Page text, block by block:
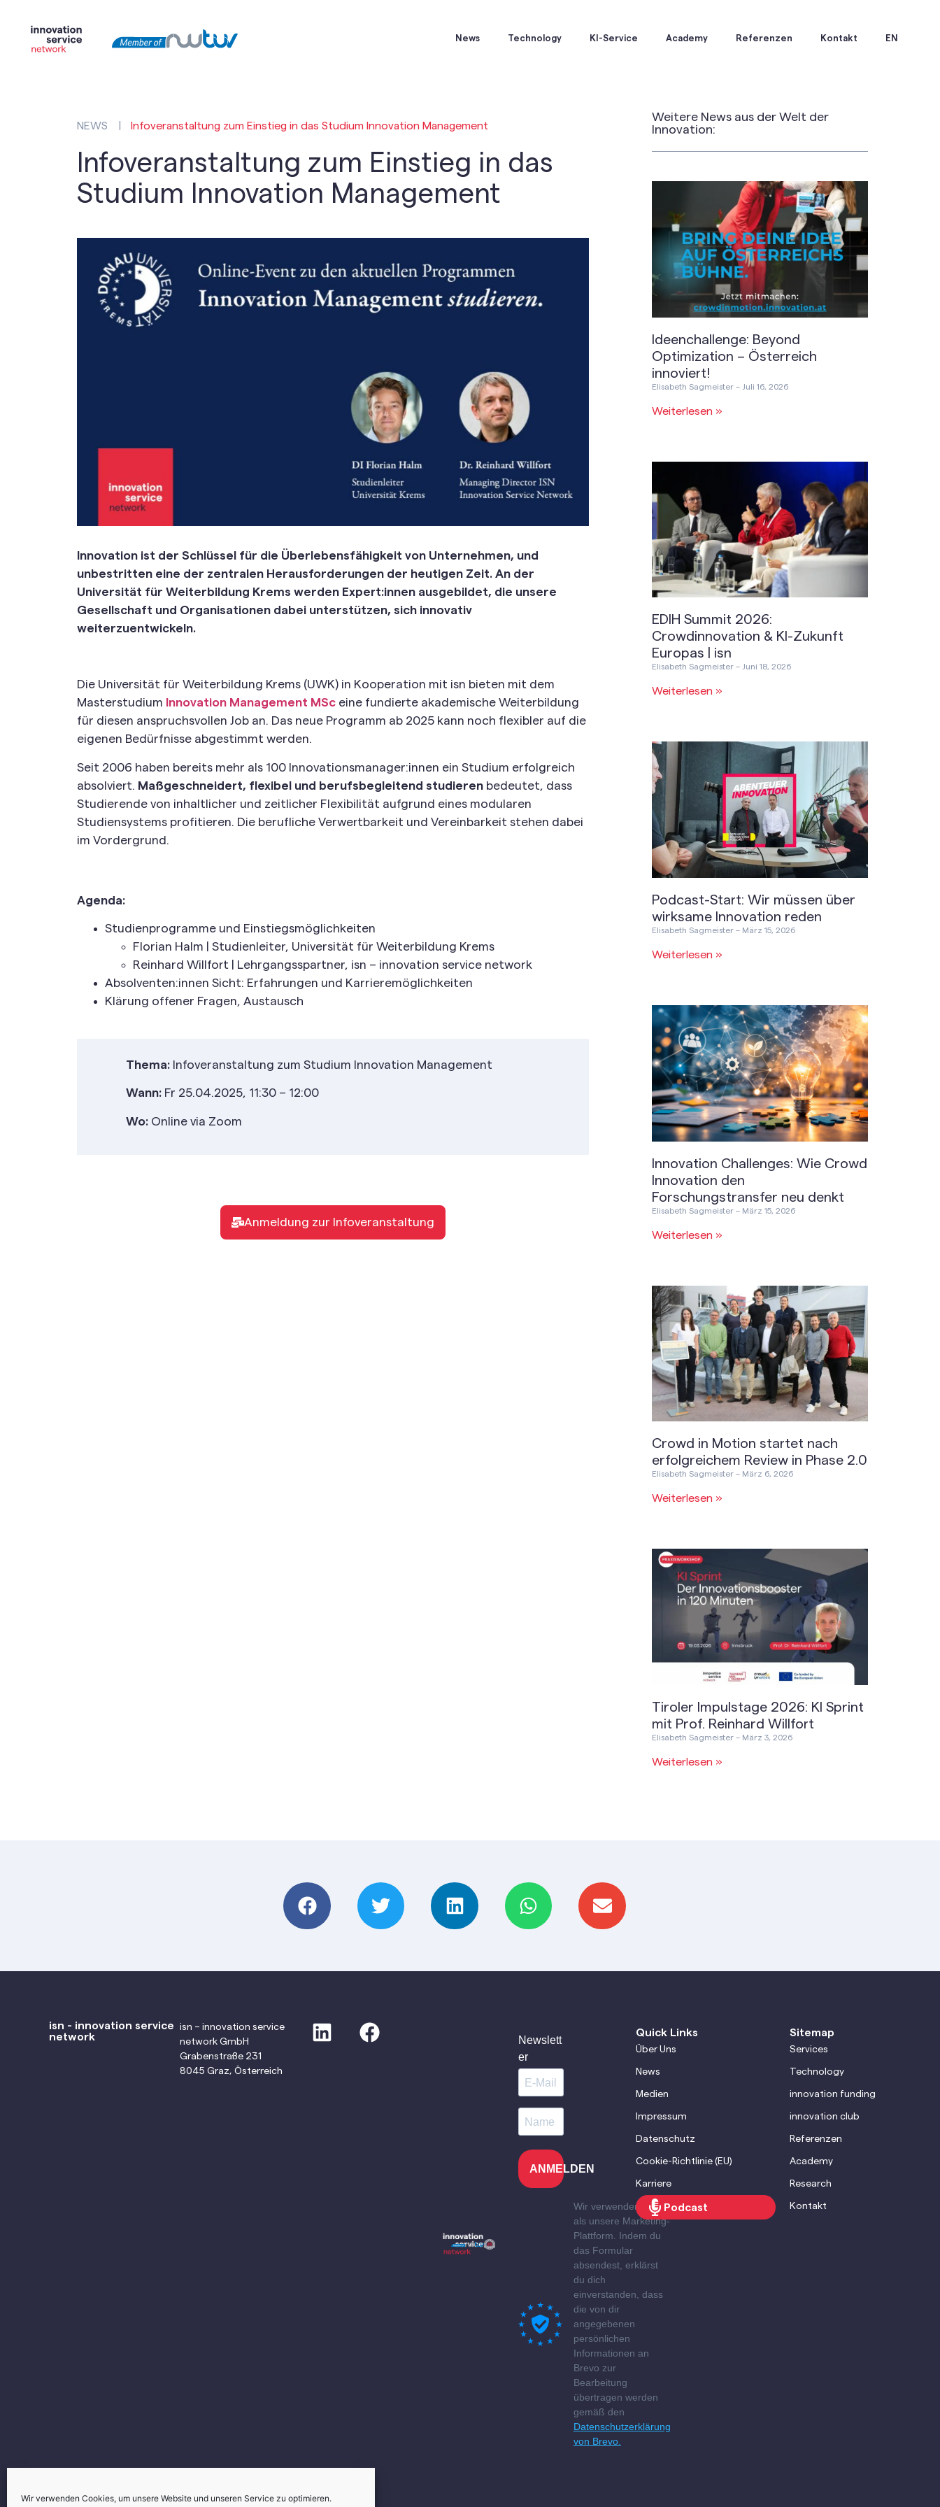
Wir verwenden Cookies, um unsere Website und unseren Service zu optimieren.
News Technology KI-Service Academy Referenzen Kontakt EN
NEWS Infoveranstaltung zum Einstieg in das Studium Innovation Management
Infoveranstaltung zum Einstieg in das
Studium Innovation Management
Innovation ist der Schlüssel für die Überlebensfähigkeit von Unternehmen, und
unbestritten eine der zentralen Herausforderungen der heutigen Zeit. An der
Universität für Weiterbildung Krems werden Expert:innen ausgebildet, die unsere
Gesellschaft und Organisationen dabei unterstützen, sich innovativ
weiterzuentwickeln.
Die Universität für Weiterbildung Krems (UWK) in Kooperation mit isn bieten mit dem
Masterstudium Innovation Management MSc eine fundierte akademische Weiterbildung
für diesen anspruchsvollen Job an. Das neue Programm ab 2025 kann noch flexibler auf die
eigenen Bedürfnisse abgestimmt werden.
Seit 2006 haben bereits mehr als 100 Innovationsmanager:innen ein Studium erfolgreich
absolviert. Maßgeschneidert, flexibel und berufsbegleitend studieren bedeutet, dass
Studierende von inhaltlicher und zeitlicher Flexibilität aufgrund eines modularen
Studiensystems profitieren. Die berufliche Verwertbarkeit und Vereinbarkeit stehen dabei
im Vordergrund.
Agenda:
Studienprogramme und Einstiegsmöglichkeiten
Florian Halm | Studienleiter, Universität für Weiterbildung Krems
Reinhard Willfort | Lehrgangsspartner, isn – innovation service network
Absolventen:innen Sicht: Erfahrungen und Karrieremöglichkeiten
Klärung offener Fragen, Austausch
Thema: Infoveranstaltung zum Studium Innovation Management
Wann: Fr 25.04.2025, 11:30 – 12:00
Wo: Online via Zoom
Anmeldung zur Infoveranstaltung
Weitere News aus der Welt der
Innovation:
Ideenchallenge: Beyond
Optimization – Österreich
innoviert!
Elisabeth Sagmeister Juli 16, 2026
Weiterlesen »
EDIH Summit 2026:
Crowdinnovation & KI-Zukunft
Europas | isn
Elisabeth Sagmeister Juni 18, 2026
Weiterlesen »
Podcast-Start: Wir müssen über
wirksame Innovation reden
Elisabeth Sagmeister März 15, 2026
Weiterlesen »
Innovation Challenges: Wie Crowd
Innovation den
Forschungstransfer neu denkt
Elisabeth Sagmeister März 15, 2026
Weiterlesen »
Crowd in Motion startet nach
erfolgreichem Review in Phase 2.0
Elisabeth Sagmeister März 6, 2026
Weiterlesen »
Tiroler Impulstage 2026: KI Sprint
mit Prof. Reinhard Willfort
Elisabeth Sagmeister März 3, 2026
Weiterlesen »
isn - innovation service
network
isn – innovation service
network GmbH
Grabenstraße 231
8045 Graz, Österreich
Newslett
er
ANMELDEN
Wir verwenden Brevo
als unsere Marketing-
Plattform. Indem du
das Formular
absendest, erklärst
du dich
einverstanden, dass
die von dir
angegebenen
persönlichen
Informationen an
Brevo zur
Bearbeitung
übertragen werden
gemäß den
Datenschutzerklärung
von Brevo.
Quick Links
Über Uns
News
Medien
Impressum
Datenschutz
Cookie-Richtlinie (EU)
Karriere
Podcast
Sitemap
Services
Technology
innovation funding
innovation club
Referenzen
Academy
Research
Kontakt